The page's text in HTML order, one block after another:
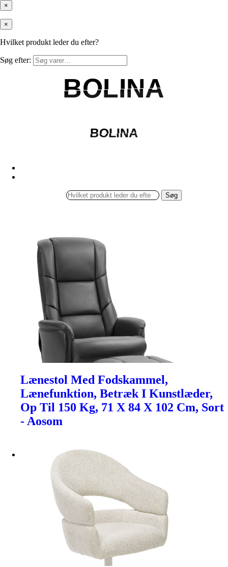
×
×
Hvilket produkt leder du efter?
Søg efter:
BOLINA
BOLINA
BOLINA
BOLINA
Søg
Lænestol Med Fodskammel,
Lænefunktion, Betræk I Kunstlæder,
Op Til 150 Kg, 71 X 84 X 102 Cm, Sort
- Aosom